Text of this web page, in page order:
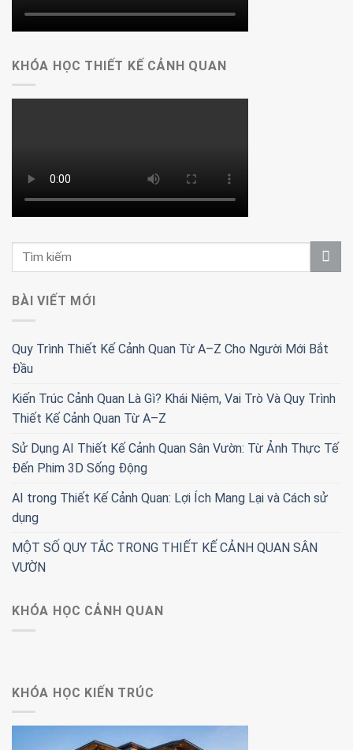
KHÓA HỌC THIẾT KẾ CẢNH QUAN
BÀI VIẾT MỚI
Quy Trình Thiết Kế Cảnh Quan Từ A–Z Cho Người Mới Bắt
Đầu
Kiến Trúc Cảnh Quan Là Gì? Khái Niệm, Vai Trò Và Quy Trình
Thiết Kế Cảnh Quan Từ A–Z
Sử Dụng AI Thiết Kế Cảnh Quan Sân Vườn: Từ Ảnh Thực Tế
Đến Phim 3D Sống Động
AI trong Thiết Kế Cảnh Quan: Lợi Ích Mang Lại và Cách sử
dụng
MỘT SỐ QUY TẮC TRONG THIẾT KẾ CẢNH QUAN SÂN
VƯỜN
KHÓA HỌC CẢNH QUAN
KHÓA HỌC KIẾN TRÚC